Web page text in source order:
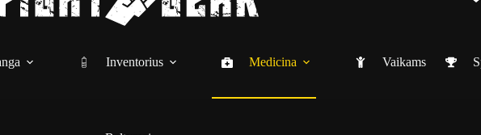
Inventorius Medicina Vaikams